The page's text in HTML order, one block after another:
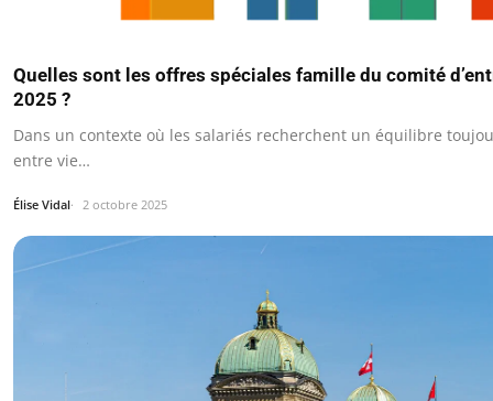
Quelles sont les offres spéciales famille du comité
2025 ?
Dans un contexte où les salariés recherchent un équilibre
entre vie…
Élise Vidal 2 octobre 2025